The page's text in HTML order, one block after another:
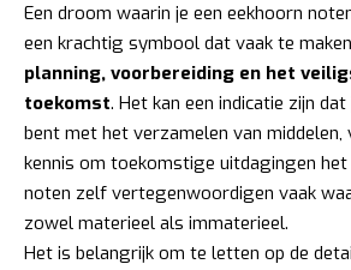
Een droom waarin je een eekhoorn
een krachtig symbool dat vaak te
planning, voorbereiding en het
toekomst. Het kan een indicatie zijn
bent met het verzamelen van middelen,
kennis om toekomstige uitdagingen het
noten zelf vertegenwoordigen vaak
zowel materieel als immaterieel.
Het is belangrijk om te letten op de